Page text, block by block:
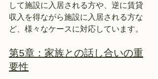
して施設に入居される方や、逆に賃貸
収入を得ながら施設に入居される方な
ど、様々なケースに対応しています。
第5章：家族との話し合いの重
要性